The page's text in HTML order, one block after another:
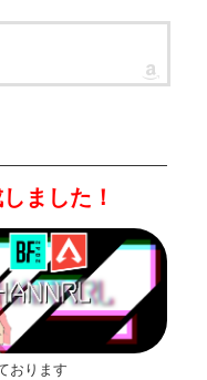
ました！
おります